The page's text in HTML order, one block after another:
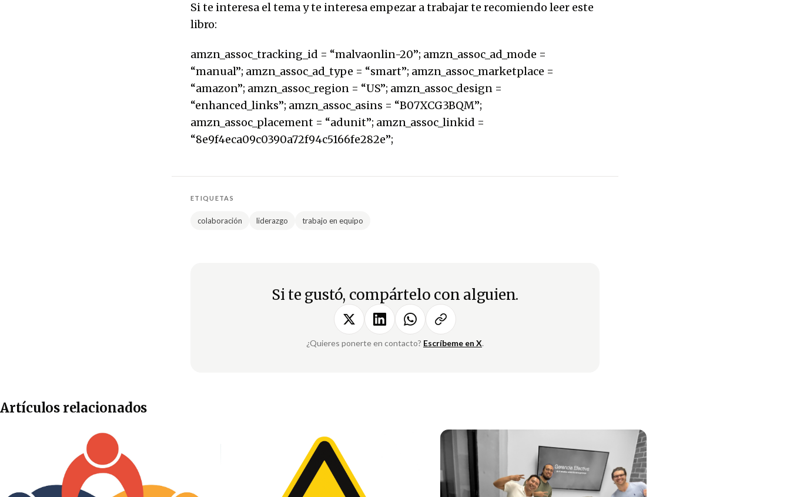
Si te interesa el tema y te interesa empezar a trabajar te recomiendo leer este
libro:
amzn_assoc_tracking_id = “malvaonlin-20”; amzn_assoc_ad_mode =
“manual”; amzn_assoc_ad_type = “smart”; amzn_assoc_marketplace =
“amazon”; amzn_assoc_region = “US”; amzn_assoc_design =
“enhanced_links”; amzn_assoc_asins = “B07XCG3BQM”;
amzn_assoc_placement = “adunit”; amzn_assoc_linkid =
“8e9f4eca09c0390a72f94c5166fe282e”;
ETIQUETAS
colaboración liderazgo trabajo en equipo
Si te gustó, compártelo con alguien.
¿Quieres ponerte en contacto? Escríbeme en X.
Artículos relacionados